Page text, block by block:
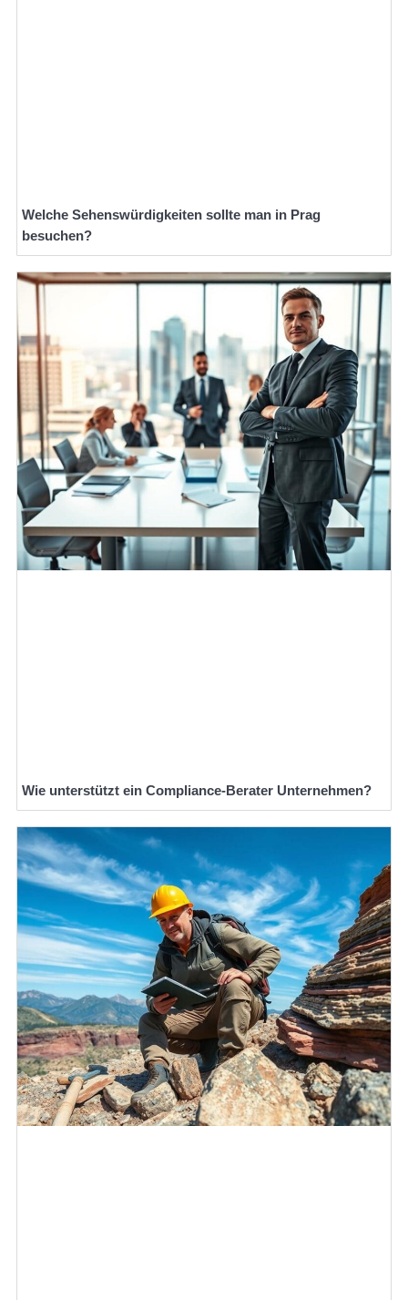
Welche Sehenswürdigkeiten sollte man in Prag
besuchen?
Wie unterstützt ein Compliance-Berater Unternehmen?